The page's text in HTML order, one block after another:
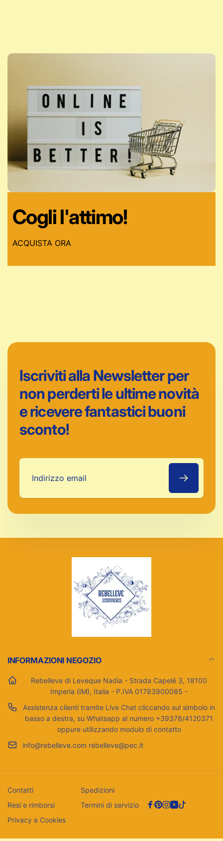
Cogli l'attimo!
ACQUISTA ORA
Iscriviti alla Newsletter per
non perderti le ultime novità
e ricevere fantastici buoni
sconto!
Indirizzo
INFORMAZIONI NEGOZIO
Rebelleve di Leveque Nadia - Strada Capelé 3, 18100
Imperia (IM), Italia - P.IVA 01783900085 -
Assistenza clienti tramite Live Chat cliccando sul simbolo in
basso a destra, su Whatsapp al numero +39378/4120371
oppure utilizzando modulo di contatto
info@rebelleve.com rebelleve@pec.it
Contatti
Spedizioni
Resi e rimborsi
Termini di servizio
Privacy e Cookies
Facebook
Pinterest
Instagram
YouTube
TikTok